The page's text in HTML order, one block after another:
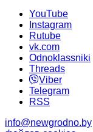
YouTube
Instagram
Rutube
vk.com
Odnoklassniki
Threads
Viber
Telegram
RSS
info@newgrodno.by